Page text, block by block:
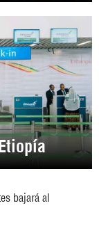
bajará al